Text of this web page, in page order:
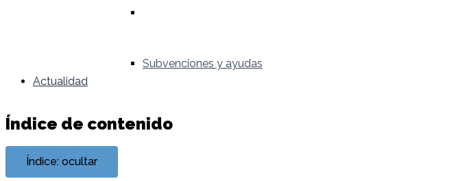
Subvenciones y ayudas
Actualidad
Índice de contenido
Índice: ocultar